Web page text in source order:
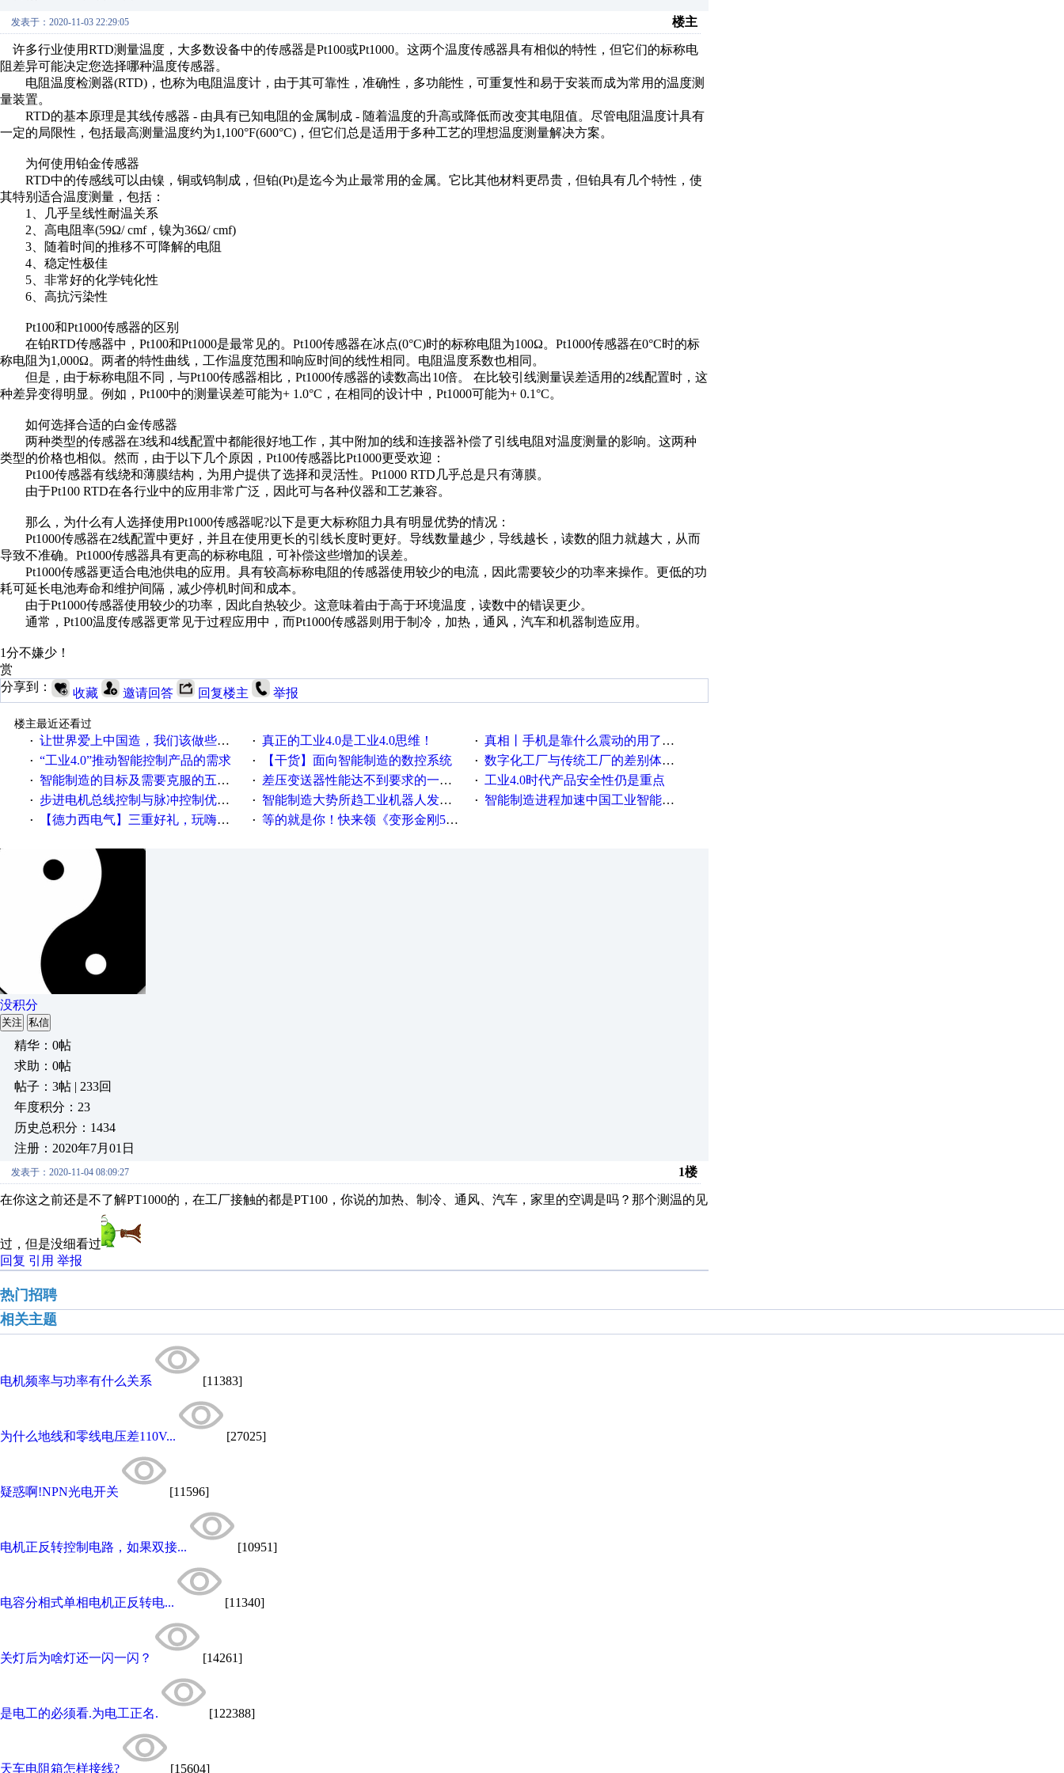
发表于：2020-11-03 22:29:05 楼主
许多行业使用RTD测量温度，大多数设备中的传感器是Pt100或Pt1000。这两个温度传感器具有相似的特性，但它们的标称电
阻差异可能决定您选择哪种温度传感器。
电阻温度检测器(RTD)，也称为电阻温度计，由于其可靠性，准确性，多功能性，可重复性和易于安装而成为常用的温度测
量装置。
RTD的基本原理是其线传感器 - 由具有已知电阻的金属制成 - 随着温度的升高或降低而改变其电阻值。尽管电阻温度计具有
一定的局限性，包括最高测量温度约为1,100°F(600°C)，但它们总是适用于多种工艺的理想温度测量解决方案。
为何使用铂金传感器
RTD中的传感线可以由镍，铜或钨制成，但铂(Pt)是迄今为止最常用的金属。它比其他材料更昂贵，但铂具有几个特性，使
其特别适合温度测量，包括：
1、几乎呈线性耐温关系
2、高电阻率(59Ω/ cmf，镍为36Ω/ cmf)
3、随着时间的推移不可降解的电阻
4、稳定性极佳
5、非常好的化学钝化性
6、高抗污染性
Pt100和Pt1000传感器的区别
在铂RTD传感器中，Pt100和Pt1000是最常见的。Pt100传感器在冰点(0°C)时的标称电阻为100Ω。Pt1000传感器在0°C时的标
称电阻为1,000Ω。两者的特性曲线，工作温度范围和响应时间的线性相同。电阻温度系数也相同。
但是，由于标称电阻不同，与Pt100传感器相比，Pt1000传感器的读数高出10倍。 在比较引线测量误差适用的2线配置时，这
种差异变得明显。例如，Pt100中的测量误差可能为+ 1.0°C，在相同的设计中，Pt1000可能为+ 0.1°C。
如何选择合适的白金传感器
两种类型的传感器在3线和4线配置中都能很好地工作，其中附加的线和连接器补偿了引线电阻对温度测量的影响。这两种
类型的价格也相似。然而，由于以下几个原因，Pt100传感器比Pt1000更受欢迎：
Pt100传感器有线绕和薄膜结构，为用户提供了选择和灵活性。Pt1000 RTD几乎总是只有薄膜。
由于Pt100 RTD在各行业中的应用非常广泛，因此可与各种仪器和工艺兼容。
那么，为什么有人选择使用Pt1000传感器呢?以下是更大标称阻力具有明显优势的情况：
Pt1000传感器在2线配置中更好，并且在使用更长的引线长度时更好。导线数量越少，导线越长，读数的阻力就越大，从而
导致不准确。Pt1000传感器具有更高的标称电阻，可补偿这些增加的误差。
Pt1000传感器更适合电池供电的应用。具有较高标称电阻的传感器使用较少的电流，因此需要较少的功率来操作。更低的功
耗可延长电池寿命和维护间隔，减少停机时间和成本。
由于Pt1000传感器使用较少的功率，因此自热较少。这意味着由于高于环境温度，读数中的错误更少。
通常，Pt100温度传感器更常见于过程应用中，而Pt1000传感器则用于制冷，加热，通风，汽车和机器制造应用。
1分不嫌少！
赏
分享到：
收藏 邀请回答 回复楼主 举报
楼主最近还看过
· 让世界爱上中国造，我们该做些什么 · 真正的工业4.0是工业4.0思维！ · 真相丨手机是靠什么震动的用了这么多年才知道！
· “工业4.0”推动智能控制产品的需求 · 【干货】面向智能制造的数控系统 · 数字化工厂与传统工厂的差别体现在哪里？
· 智能制造的目标及需要克服的五个障碍 · 差压变送器性能达不到要求的一些因素 · 工业4.0时代产品安全性仍是重点
· 步进电机总线控制与脉冲控制优缺点 · 智能制造大势所趋工业机器人发展迅猛 · 智能制造进程加速中国工业智能化之路发展趋势明显
· 【德力西电气】三重好礼，玩嗨夏日！ · 等的就是你！快来领《变形金刚5》观影券
没积分
关注 私信
精华：0帖
求助：0帖
帖子：3帖 | 233回
年度积分：23
历史总积分：1434
注册：2020年7月01日
发表于：2020-11-04 08:09:27 1楼
在你这之前还是不了解PT1000的，在工厂接触的都是PT100，你说的加热、制冷、通风、汽车，家里的空调是吗？那个测温的见
过，但是没细看过
回复 引用 举报
热门招聘
相关主题
电机频率与功率有什么关系 [11383]
为什么地线和零线电压差110V... [27025]
疑惑啊!NPN光电开关 [11596]
电机正反转控制电路，如果双接... [10951]
电容分相式单相电机正反转电... [11340]
关灯后为啥灯还一闪一闪？ [14261]
是电工的必须看.为电工正名. [122388]
天车电阻箱怎样接线? [15604]